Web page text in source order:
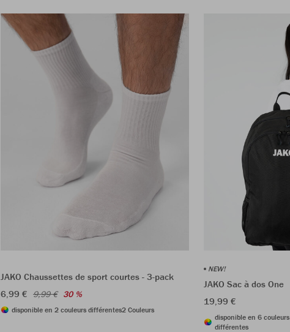
JAKO Chaussettes de sport courtes - 3-pack
6,99 € 9,99 € 30 %
disponible en 2 couleurs différentes2 Couleurs
NEW!
JAKO Sac à dos One
19,99 €
disponible en 6 couleurs
différentes